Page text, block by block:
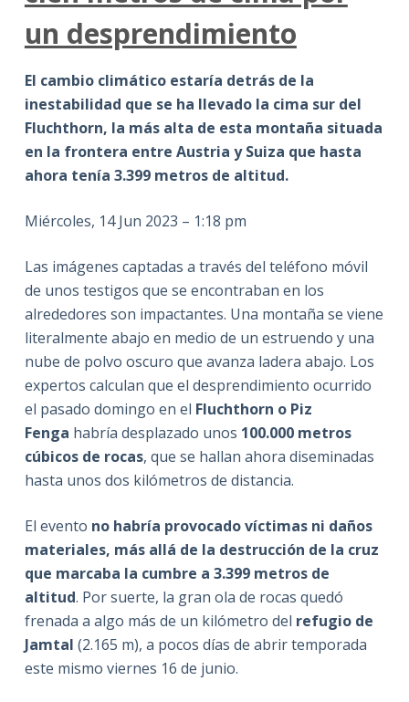
un desprendimiento
El cambio climático estaría detrás de la
inestabilidad que se ha llevado la cima sur del
Fluchthorn, la más alta de esta montaña situada
en la frontera entre Austria y Suiza que hasta
ahora tenía 3.399 metros de altitud.
Miércoles, 14 Jun 2023 – 1:18 pm
Las imágenes captadas a través del teléfono móvil
de unos testigos que se encontraban en los
alrededores son impactantes. Una montaña se viene
literalmente abajo en medio de un estruendo y una
nube de polvo oscuro que avanza ladera abajo. Los
expertos calculan que el desprendimiento ocurrido
el pasado domingo en el Fluchthorn o Piz
Fenga habría desplazado unos 100.000 metros
cúbicos de rocas, que se hallan ahora diseminadas
hasta unos dos kilómetros de distancia.
El evento no habría provocado víctimas ni daños
materiales, más allá de la destrucción de la cruz
que marcaba la cumbre a 3.399 metros de
altitud. Por suerte, la gran ola de rocas quedó
frenada a algo más de un kilómetro del refugio de
Jamtal (2.165 m), a pocos días de abrir temporada
este mismo viernes 16 de junio.